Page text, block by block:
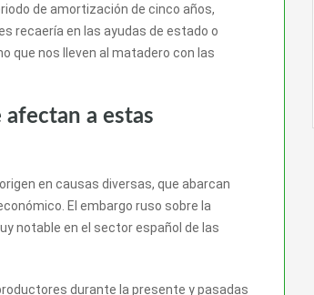
de amortización de cinco años,
recaería en las ayudas de estado o
que nos lleven al matadero con las
a estas
en causas diversas, que abarcan
El embargo ruso sobre la
notable en el sector español de las
durante la presente y pasadas